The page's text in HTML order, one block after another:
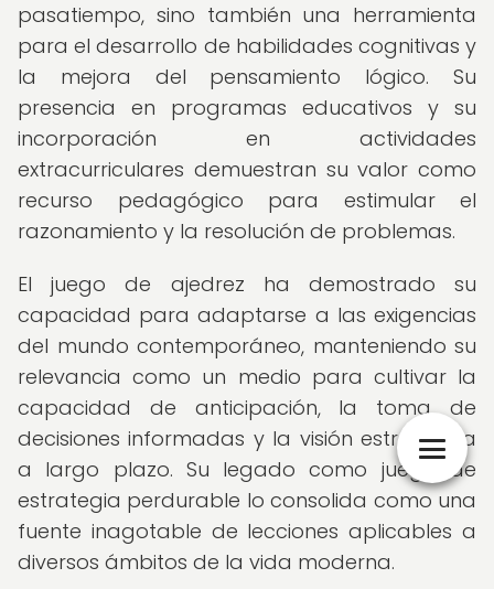
pasatiempo, sino también una herramienta
para el desarrollo de habilidades cognitivas y
la mejora del pensamiento lógico. Su
presencia en programas educativos y su
incorporación en actividades
extracurriculares demuestran su valor como
recurso pedagógico para estimular el
razonamiento y la resolución de problemas.
El juego de ajedrez ha demostrado su
capacidad para adaptarse a las exigencias
del mundo contemporáneo, manteniendo su
relevancia como un medio para cultivar la
capacidad de anticipación, la toma de
decisiones informadas y la visión estratégica
a largo plazo. Su legado como juego de
estrategia perdurable lo consolida como una
fuente inagotable de lecciones aplicables a
diversos ámbitos de la vida moderna.